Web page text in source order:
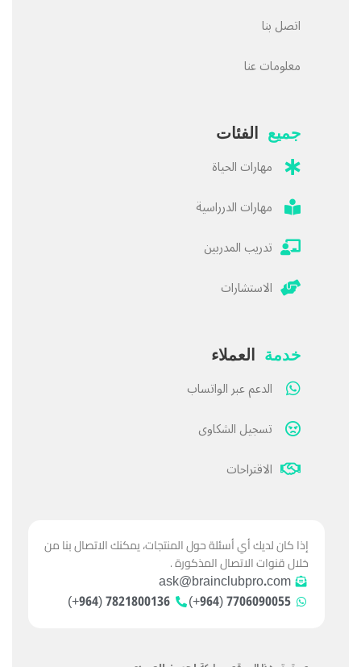
اتصل بنا
معلومات عنا
جميع الفئات
مهارات الحياة
مهارات الدرراسية
تدريب المدربين
الاستشارات
خدمة العملاء
الدعم عبر الواتساب
تسجيل الشكاوى
الاقتراحات
إذا كان لديك أي أسئلة حول المنتجات، يمكنك الاتصال بنا من
خلال قنوات الاتصال المذكورة .
ask@brainclubpro.com
7706090055 (964+)
7821800136 (964+)